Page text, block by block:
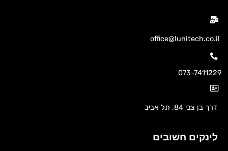
לינקים חשובים
office@lunitech.co.il
073-7411229
דרך בן צבי 84, תל אביב